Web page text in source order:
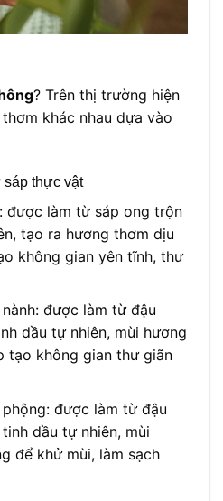
? Trên thị trường hiện
khác nhau dựa vào
thực vật
được làm từ sáp ong trộn
tạo ra hương thơm dịu
không gian yên tĩnh, thư
được làm từ đậu
dầu tự nhiên, mùi hương
tạo không gian thư giãn
được làm từ đậu
dầu tự nhiên, mùi
để khử mùi, làm sạch